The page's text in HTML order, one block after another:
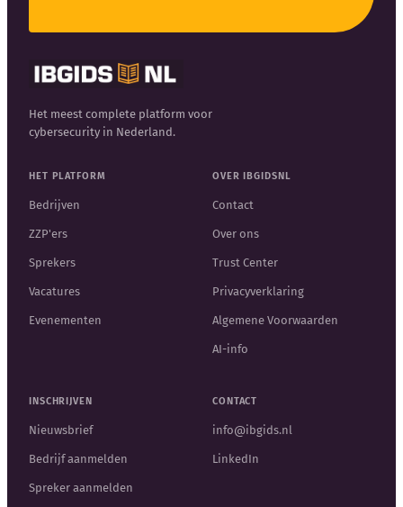
Het meest complete platform voor
cybersecurity in Nederland.
HET PLATFORM
Bedrijven
ZZP'ers
Sprekers
Vacatures
Evenementen
OVER IBGIDSNL
Contact
Over ons
Trust Center
Privacyverklaring
Algemene Voorwaarden
AI-info
INSCHRIJVEN
Nieuwsbrief
Bedrijf aanmelden
Spreker aanmelden
CONTACT
info@ibgids.nl
LinkedIn